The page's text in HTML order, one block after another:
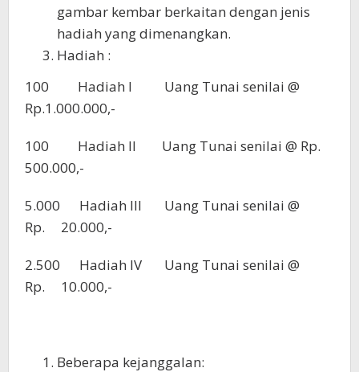
gambar kembar berkaitan dengan jenis
hadiah yang dimenangkan.
Hadiah :
100 Hadiah I Uang Tunai senilai @
Rp.1.000.000,-
100 Hadiah II Uang Tunai senilai @ Rp.
500.000,-
5.000 Hadiah III Uang Tunai senilai @
Rp. 20.000,-
2.500 Hadiah IV Uang Tunai senilai @
Rp. 10.000,-
Beberapa kejanggalan: